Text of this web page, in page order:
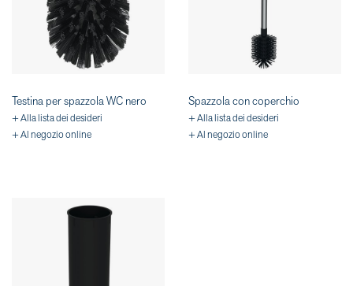
Testina per spazzola WC nero
+ Alla lista dei desideri
+ Al negozio online
Spazzola con coperchio
+ Alla lista dei desideri
+ Al negozio online